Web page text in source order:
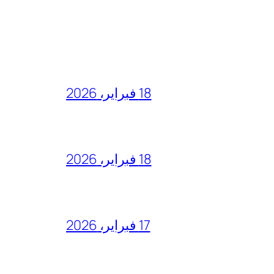
18 فبراير، 2026
18 فبراير، 2026
17 فبراير، 2026